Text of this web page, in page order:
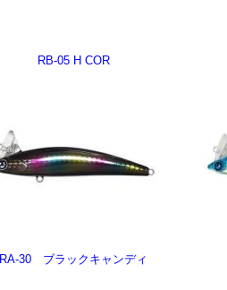
RB-05 H COR
RA-30 ブラックキャンディ